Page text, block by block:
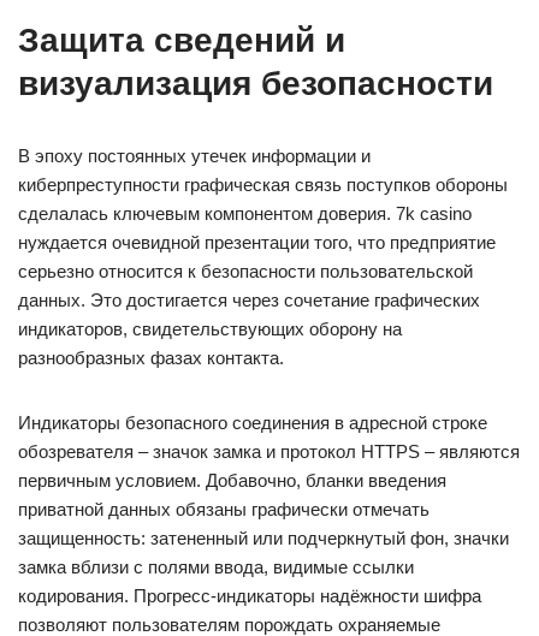
Защита сведений и
визуализация безопасности
В эпоху постоянных утечек информации и
киберпреступности графическая связь поступков обороны
сделалась ключевым компонентом доверия. 7k casino
нуждается очевидной презентации того, что предприятие
серьезно относится к безопасности пользовательской
данных. Это достигается через сочетание графических
индикаторов, свидетельствующих оборону на
разнообразных фазах контакта.
Индикаторы безопасного соединения в адресной строке
обозревателя – значок замка и протокол HTTPS – являются
первичным условием. Добавочно, бланки введения
приватной данных обязаны графически отмечать
защищенность: затененный или подчеркнутый фон, значки
замка вблизи с полями ввода, видимые ссылки
кодирования. Прогресс-индикаторы надёжности шифра
позволяют пользователям порождать охраняемые